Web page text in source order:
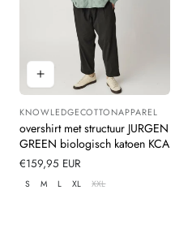
Leverancier:
KNOWLEDGECOTTONAPPAREL
overshirt met structuur JURGEN
GREEN biologisch katoen KCA
Normale
prijs
€159,95 EUR
S M L XL XXL